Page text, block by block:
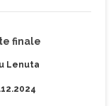
finale
Lenuta